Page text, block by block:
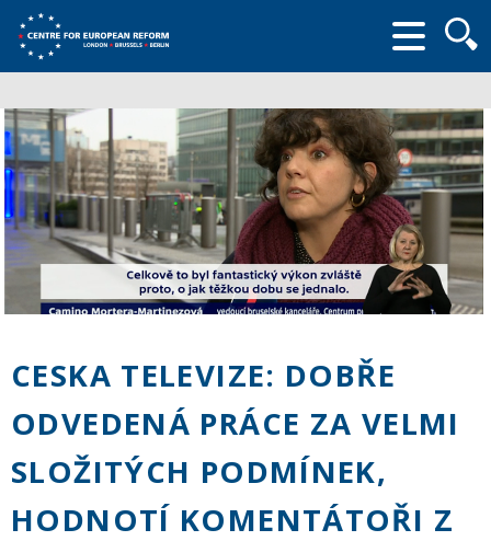
form
CESKA TELEVIZE: DOBŘE
ODVEDENÁ PRÁCE ZA VELMI
SLOŽITÝCH PODMÍNEK,
HODNOTÍ KOMENTÁTOŘI Z